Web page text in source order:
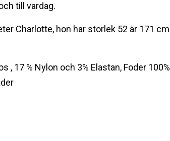
till vardag.
Charlotte, hon har storlek 52 är 171
, 17 % Nylon och 3% Elastan, Foder